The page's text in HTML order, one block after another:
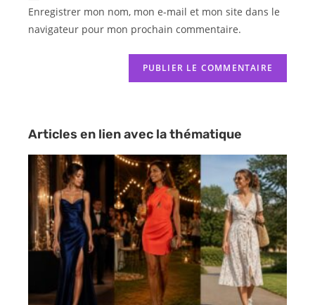
Enregistrer mon nom, mon e-mail et mon site dans le
navigateur pour mon prochain commentaire.
Articles en lien avec la thématique